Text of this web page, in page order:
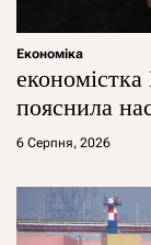
Економіка
пояснила
6 Серпня, 2026